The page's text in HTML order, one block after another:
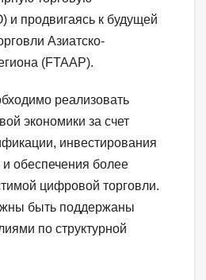
и продвигаясь к будущей
Азиатско-
(FTAAP).
реализовать
экономики за счет
инвестирования
и обеспечения более
цифровой торговли.
быть поддержаны
по структурной